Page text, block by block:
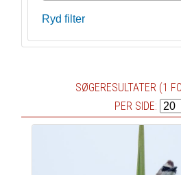
Ryd filter
SØGERESULTATER (1
PER SIDE: